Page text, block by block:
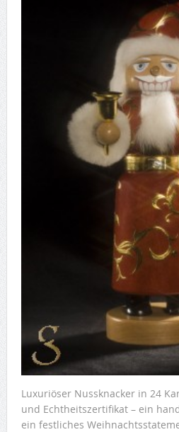
Luxuriöser Nussknacker in 24
und Echtheitszertifikat – ein
ein festliches